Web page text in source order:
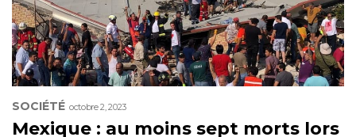
SOCIÉTÉ octobre 2, 2023
Mexique : au moins sept morts lors